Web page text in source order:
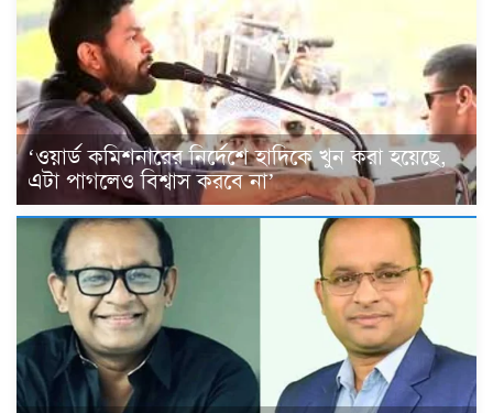
‘ওয়ার্ড কমিশনারের নির্দেশে হাদিকে খুন করা হয়েছে,
এটা পাগলেও বিশ্বাস করবে না’